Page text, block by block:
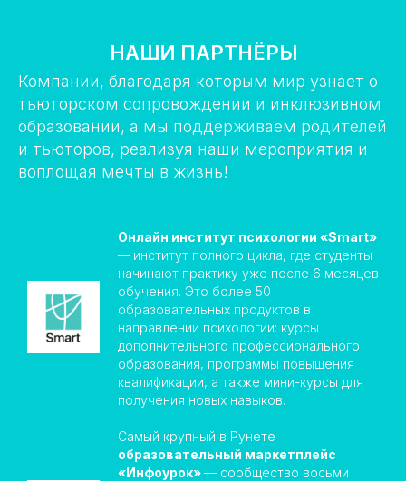
НАШИ ПАРТНЁРЫ
Компании, благодаря которым мир узнает о
тьюторском сопровождении и инклюзивном
образовании, а мы поддерживаем родителей
и тьюторов, реализуя наши мероприятия и
воплощая мечты в жизнь!
Онлайн институт психологии «Smart»
— институт полного цикла, где студенты
начинают практику уже после 6 месяцев
обучения. Это более 50
образовательных продуктов в
направлении психологии: курсы
дополнительного профессионального
образования, программы повышения
квалификации, а также мини-курсы для
получения новых навыков.
Самый крупный в Рунете
образовательный маркетплейс
«Инфоурок»— сообщество восьми